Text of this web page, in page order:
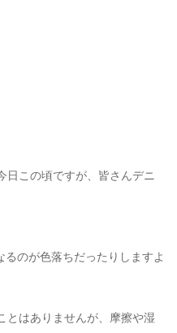
カート
日この頃ですが、皆さんデニ
のが色落ちだったりしますよ
とはありませんが、摩擦や湿